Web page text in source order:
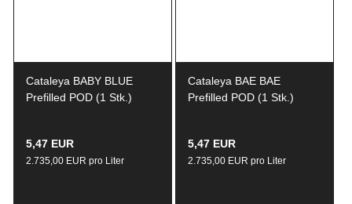
Cataleya BABY BLUE
Prefilled POD (1 Stk.)
5,47 EUR
2.735,00 EUR pro Liter
Cataleya BAE BAE
Prefilled POD (1 Stk.)
5,47 EUR
2.735,00 EUR pro Liter